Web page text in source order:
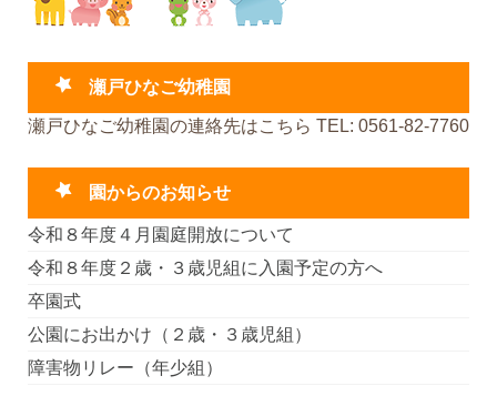
瀬戸ひなご幼稚園
瀬戸ひなご幼稚園の連絡先はこちら TEL: 0561-82-7760
園からのお知らせ
令和８年度４月園庭開放について
令和８年度２歳・３歳児組に入園予定の方へ
卒園式
公園にお出かけ（２歳・３歳児組）
障害物リレー（年少組）